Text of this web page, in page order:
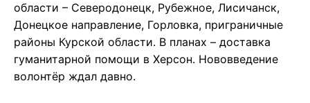
области – Северодонецк, Рубежное, Лисичанск,
Донецкое направление, Горловка, приграничные
районы Курской области. В планах – доставка
гуманитарной помощи в Херсон. Нововведение
волонтёр ждал давно.